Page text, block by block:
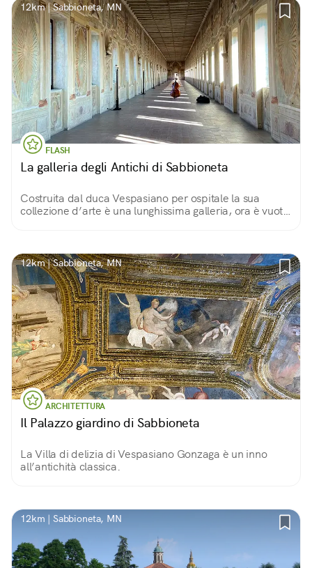
12km | Sabbioneta, MN
FLASH
La galleria degli Antichi di Sabbioneta
Costruita dal duca Vespasiano per ospitale la sua
collezione d’arte è una lunghissima galleria, ora è vuota
12km | Sabbioneta, MN
ARCHITETTURA
Il Palazzo giardino di Sabbioneta
La Villa di delizia di Vespasiano Gonzaga è un inno
all’antichità classica.
12km | Sabbioneta, MN